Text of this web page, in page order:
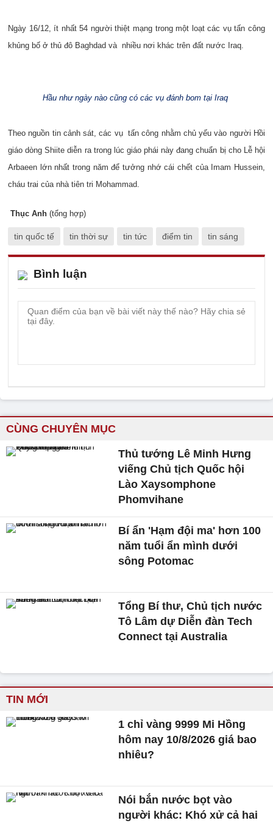
Ngày 16/12, ít nhất 54 người thiệt mạng trong một loạt các vụ tấn công
khủng bố ở thủ đô Baghdad và nhiều nơi khác trên đất nước Iraq.
Hầu như ngày nào cũng có các vụ đánh bom tại Iraq
Theo nguồn tin cảnh sát, các vụ tấn công nhằm chủ yếu vào người Hồi
giáo dòng Shiite diễn ra trong lúc giáo phái này đang chuẩn bị cho Lễ hội
Arbaeen lớn nhất trong năm để tưởng nhớ cái chết của Imam Hussein,
cháu trai của nhà tiên tri Mohammad.
Thục Anh (tổng hợp)
tin quốc tế tin thời sự tin tức điểm tin tin sáng
Bình luận
CÙNG CHUYÊN MỤC
Thủ tướng Lê Minh Hưng
viếng Chủ tịch Quốc hội
Lào Xaysomphone
Phomvihane
Bí ẩn 'Hạm đội ma' hơn 100
năm tuổi ẩn mình dưới
sông Potomac
Tổng Bí thư, Chủ tịch nước
Tô Lâm dự Diễn đàn Tech
Connect tại Australia
TIN MỚI
1 chỉ vàng 9999 Mi Hồng
hôm nay 10/8/2026 giá bao
nhiêu?
Nói bắn nước bọt vào
người khác: Khó xử cả hai